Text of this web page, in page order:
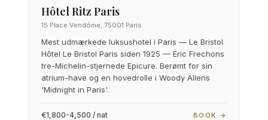
Hôtel Ritz Paris
15 Place Vendôme, 75001 Paris
Mest udmærkede luksushotel i Paris — Le Bristol
Hôtel Le Bristol Paris siden 1925 — Eric Frechons
tre-Michelin-stjernede Epicure. Berømt for sin
atrium-have og en hovedrolle i Woody Allens
'Midnight in Paris'.
€1,800-4,500 / nat BOOK →